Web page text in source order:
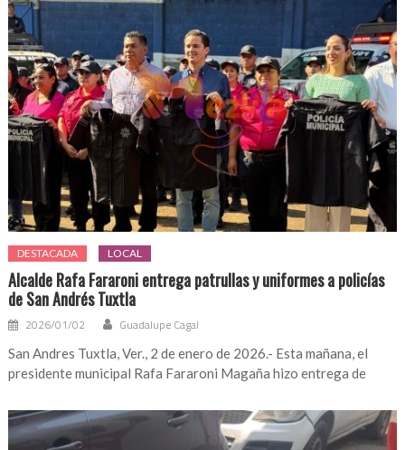
DESTACADA LOCAL
Alcalde Rafa Fararoni entrega patrullas y uniformes a policías
de San Andrés Tuxtla
2026/01/02 Guadalupe Cagal
San Andres Tuxtla, Ver., 2 de enero de 2026.- Esta mañana, el
presidente municipal Rafa Fararoni Magaña hizo entrega de